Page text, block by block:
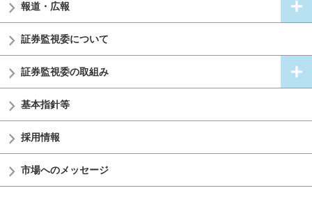
報道・広報
証券監視委について
証券監視委の取組み
基本指針等
採用情報
市場へのメッセージ